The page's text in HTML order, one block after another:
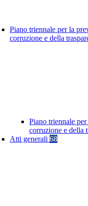
Piano triennale per la
corruzione e della
Piano triennale
corruzione e della
Atti generali 68